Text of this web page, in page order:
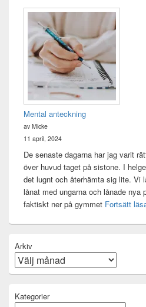
Mental anteckning
av Micke
11 april, 2024
De senaste dagarna har jag varit
över huvud taget på sistone. I
det lugnt och återhämta sig lite. Vi
lånat med ungarna och lånade
faktiskt ner på gymmet Fortsätt
Arkiv
Kategorier